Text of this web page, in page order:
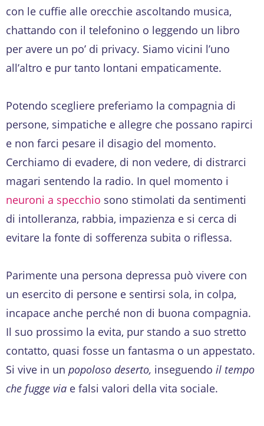
con le cuffie alle orecchie ascoltando musica,
chattando con il telefonino o leggendo un libro
per avere un po’ di privacy. Siamo vicini l’uno
all’altro e pur tanto lontani empaticamente.
Potendo scegliere preferiamo la compagnia di
persone, simpatiche e allegre che possano rapirci
e non farci pesare il disagio del momento.
Cerchiamo di evadere, di non vedere, di distrarci
magari sentendo la radio. In quel momento i
neuroni a specchio sono stimolati da sentimenti
di intolleranza, rabbia, impazienza e si cerca di
evitare la fonte di sofferenza subita o riflessa.
Parimente una persona depressa può vivere con
un esercito di persone e sentirsi sola, in colpa,
incapace anche perché non di buona compagnia.
Il suo prossimo la evita, pur stando a suo stretto
contatto, quasi fosse un fantasma o un appestato.
Si vive in un popoloso deserto, inseguendo il tempo
che fugge via e falsi valori della vita sociale.